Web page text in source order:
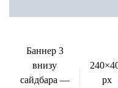
Баннер 3
внизу
сайдбара —
px